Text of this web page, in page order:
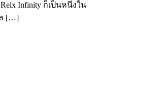
Infinity ก็เป็นหนึ่งใน
[…]